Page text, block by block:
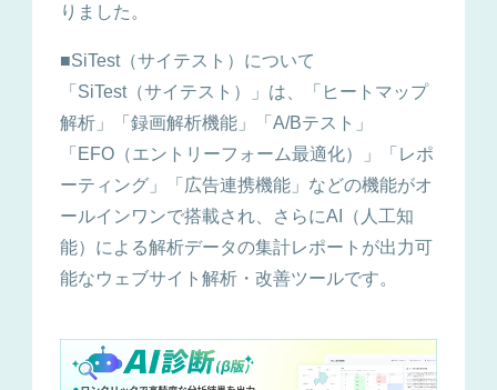
りました。
■SiTest（サイテスト）について
「SiTest（サイテスト）」は、「ヒートマップ
解析」「録画解析機能」「A/Bテスト」
「EFO（エントリーフォーム最適化）」「レポ
ーティング」「広告連携機能」などの機能がオ
ールインワンで搭載され、さらにAI（人工知
能）による解析データの集計レポートが出力可
能なウェブサイト解析・改善ツールです。